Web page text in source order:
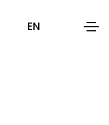
EN